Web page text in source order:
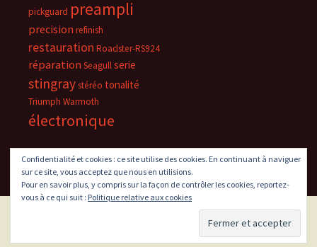
pickguard preampli
precision refinish
restauration Roadster-RS924
réparation Seagullserie
stingraystéréo tonalité
Triumph Warmoth
électronique
Confidentialité et cookies : ce site utilise des cookies. En continuant à naviguer
sur ce site, vous acceptez que nous en utilisions.
Pour en savoir plus, y compris sur la façon de contrôler les cookies, reportez-
vous à ce qui suit : Politique relative aux cookies